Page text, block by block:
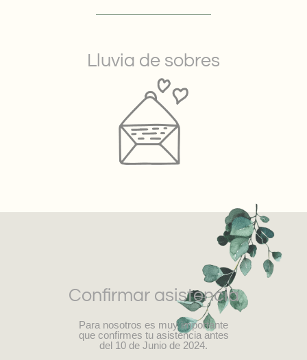
Lluvia de sobres
Confirmar asistencia
Para nosotros es muy importante
que confirmes tu asistencia antes
del 10 de Junio de 2024.